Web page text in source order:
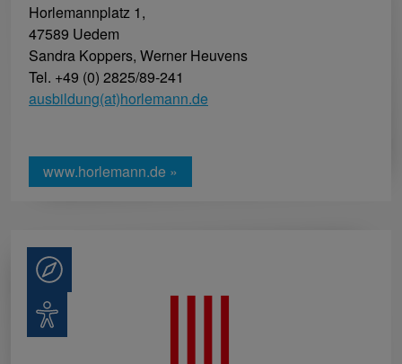
Horlemannplatz 1,
47589 Uedem
Sandra Koppers, Werner Heuvens
Tel. +49 (0) 2825/89-241
ausbildung(at)horlemann.de
www.horlemann.de »